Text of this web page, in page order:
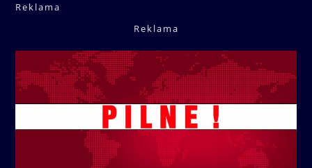
Reklama
Reklama